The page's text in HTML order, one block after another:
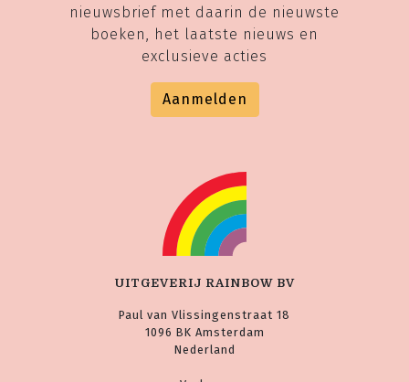
nieuwsbrief met daarin de nieuwste
boeken, het laatste nieuws en
exclusieve acties
Aanmelden
UITGEVERIJ RAINBOW BV
Paul van Vlissingenstraat 18
1096 BK Amsterdam
Nederland